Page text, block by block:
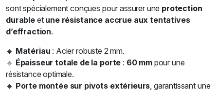
sont spécialement conçues pour assurer une protection
durableet une résistance accrue aux tentatives
d’effraction.
🔹 Matériau : Acier robuste 2 mm.
🔹 Épaisseur totale de la porte : 60 mmpour une
résistance optimale.
🔹 Porte montée sur pivots extérieurs, garantissant une